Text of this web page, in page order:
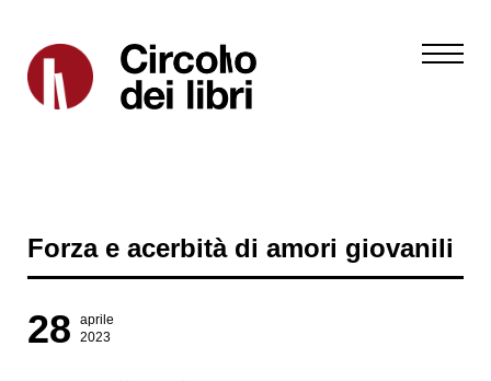
Forza e acerbità di amori giovanili
28
aprile
2023